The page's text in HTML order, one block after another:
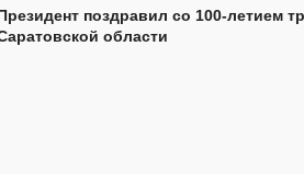
поздравил со 100-летием
области